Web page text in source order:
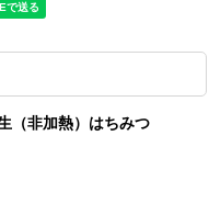
（非加熱）はちみつ